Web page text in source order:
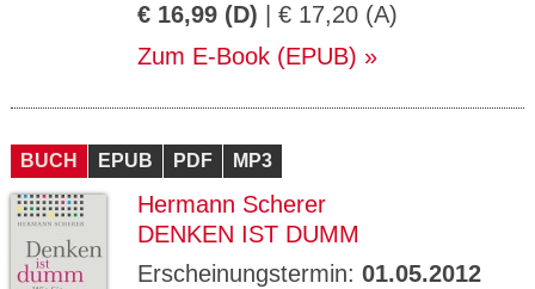
€ 16,99 (D) | € 17,20 (A)
Zum E-Book (EPUB)
BUCH EPUB PDF MP3
Hermann Scherer
DENKEN IST DUMM
Erscheinungstermin: 01.05.2012